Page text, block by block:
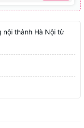
nội thành Hà Nội từ